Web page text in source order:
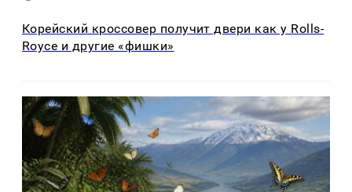
Корейский кроссовер получит двери как у Rolls-
Royce и другие «фишки»